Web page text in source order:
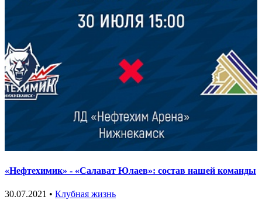
«Нефтехимик» - «Салават Юлаев»: состав нашей команды
30.07.2021 • Клубная жизнь